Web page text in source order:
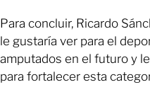
Para concluir, Ricardo
le gustaría ver para el
amputados en el futuro y
para fortalecer esta